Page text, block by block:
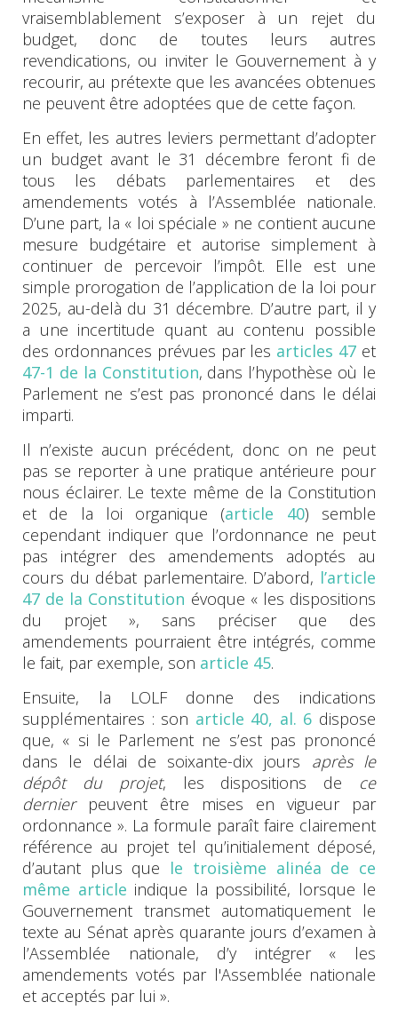
vraisemblablement s’exposer à un rejet du
budget, donc de toutes leurs autres
revendications, ou inviter le Gouvernement à y
recourir, au prétexte que les avancées obtenues
ne peuvent être adoptées que de cette façon.
En effet, les autres leviers permettant d’adopter
un budget avant le 31 décembre feront fi de
tous les débats parlementaires et des
amendements votés à l’Assemblée nationale.
D’une part, la « loi spéciale » ne contient aucune
mesure budgétaire et autorise simplement à
continuer de percevoir l’impôt. Elle est une
simple prorogation de l’application de la loi pour
2025, au-delà du 31 décembre. D’autre part, il y
a une incertitude quant au contenu possible
des ordonnances prévues par les articles 47 et
47-1 de la Constitution, dans l’hypothèse où le
Parlement ne s’est pas prononcé dans le délai
imparti.
Il n’existe aucun précédent, donc on ne peut
pas se reporter à une pratique antérieure pour
nous éclairer. Le texte même de la Constitution
et de la loi organique (article 40) semble
cependant indiquer que l’ordonnance ne peut
pas intégrer des amendements adoptés au
cours du débat parlementaire. D’abord, l’article
47 de la Constitution évoque « les dispositions
du projet », sans préciser que des
amendements pourraient être intégrés, comme
le fait, par exemple, son article 45.
Ensuite, la LOLF donne des indications
supplémentaires : son article 40, al. 6 dispose
que, « si le Parlement ne s’est pas prononcé
dans le délai de soixante-dix jours après le
dépôt du projet, les dispositions de ce
dernierpeuvent être mises en vigueur par
ordonnance ». La formule paraît faire clairement
référence au projet tel qu’initialement déposé,
d’autant plus que le troisième alinéa de ce
même article indique la possibilité, lorsque le
Gouvernement transmet automatiquement le
texte au Sénat après quarante jours d’examen à
l’Assemblée nationale, d’y intégrer « les
amendements votés par l'Assemblée nationale
et acceptés par lui ».